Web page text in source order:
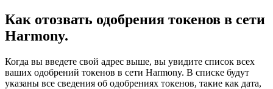
Как отозвать одобрения токенов в сети
Harmony.
Когда вы введете свой адрес выше, вы увидите список всех
ваших одобрений токенов в сети Harmony. В списке будут
указаны все сведения об одобрениях токенов, такие как дата,